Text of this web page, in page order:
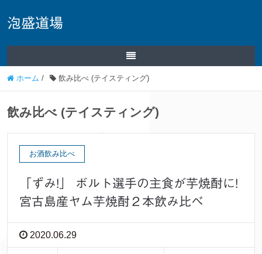
泡盛道場
ホーム / 飲み比べ (テイスティング)
飲み比べ (テイスティング)
お酒飲み比べ
「ずみ!」 ボルト選手の主食が芋焼酎に!
宮古島産ヤム芋焼酎２本飲み比べ
2020.06.29